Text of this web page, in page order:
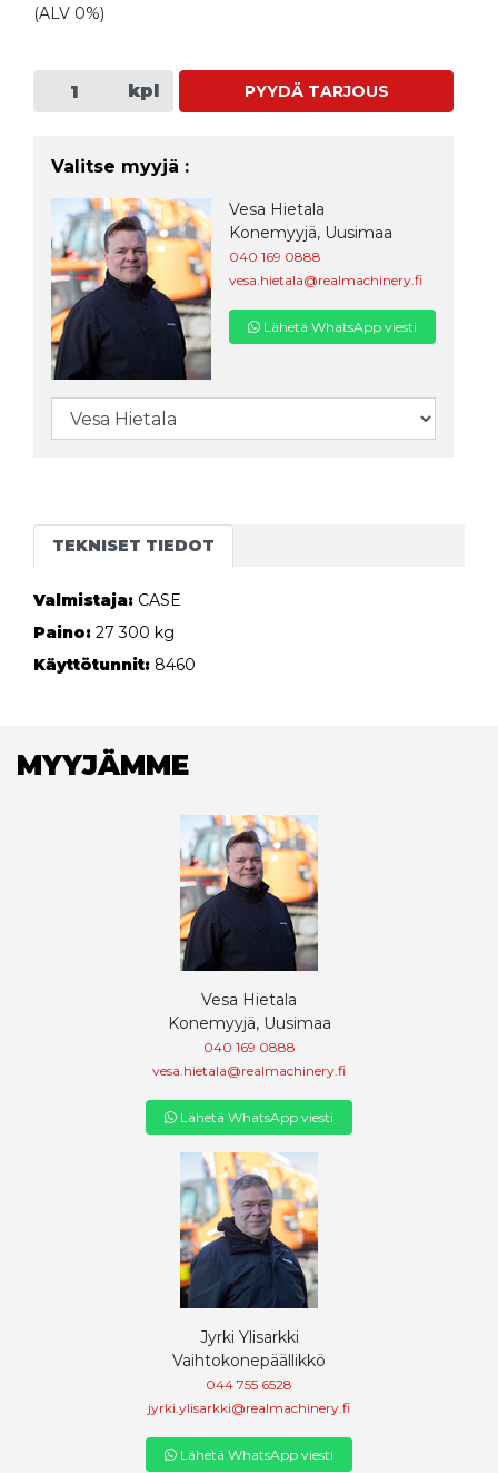
(ALV 0%)
kpl PYYDÄ TARJOUS
Valitse myyjä :
Vesa Hietala
Konemyyjä, Uusimaa
040 169 0888
vesa.hietala@realmachinery.fi
Lähetä WhatsApp viesti
TEKNISET TIEDOT
Valmistaja: CASE
Paino: 27 300 kg
Käyttötunnit: 8460
MYYJÄMME
Vesa Hietala
Konemyyjä, Uusimaa
040 169 0888
vesa.hietala@realmachinery.fi
Lähetä WhatsApp viesti
Jyrki Ylisarkki
Vaihtokonepäällikkö
044 755 6528
jyrki.ylisarkki@realmachinery.fi
Lähetä WhatsApp viesti